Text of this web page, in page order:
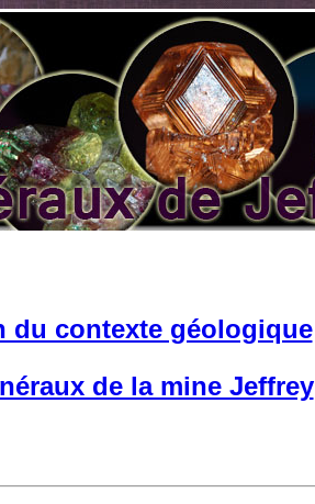
du contexte géologique
de la mine Jeffrey